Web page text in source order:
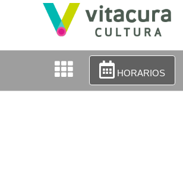
HORARIOS